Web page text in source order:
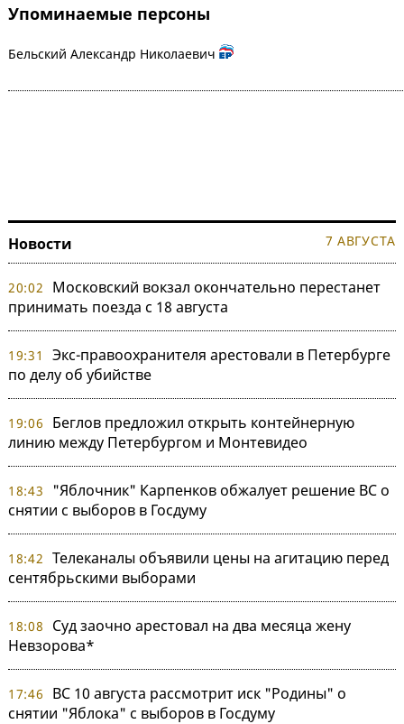
Упоминаемые персоны
Бельский Александр Николаевич
Новости 7 АВГУСТА
20:02
Московский вокзал окончательно перестанет
принимать поезда с 18 августа
19:31
Экс-правоохранителя арестовали в Петербурге
по делу об убийстве
19:06
Беглов предложил открыть контейнерную
линию между Петербургом и Монтевидео
18:43
"Яблочник" Карпенков обжалует решение ВС о
снятии с выборов в Госдуму
18:42 Телеканалы объявили цены на агитацию перед
сентябрьскими выборами
18:08
Суд заочно арестовал на два месяца жену
Невзорова*
17:46
ВС 10 августа рассмотрит иск "Родины" о
снятии "Яблока" с выборов в Госдуму